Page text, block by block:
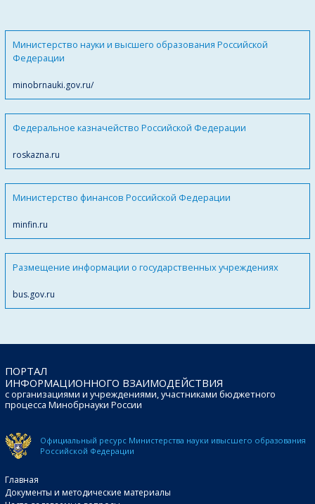
Министерство науки и высшего образования Российской
Федерации
minobrnauki.gov.ru/
Федеральное казначейство Российской Федерации
roskazna.ru
Министерство финансов Российской Федерации
minfin.ru
Размещение информации о государственных учреждениях
bus.gov.ru
ПОРТАЛ
ИНФОРМАЦИОННОГО ВЗАИМОДЕЙСТВИЯ
с организациями и учреждениями, участниками бюджетного
процесса Минобрнауки России
Официальный ресурс Министерства науки ивысшего образования
Российской Федерации
Главная
Документы и методические материалы